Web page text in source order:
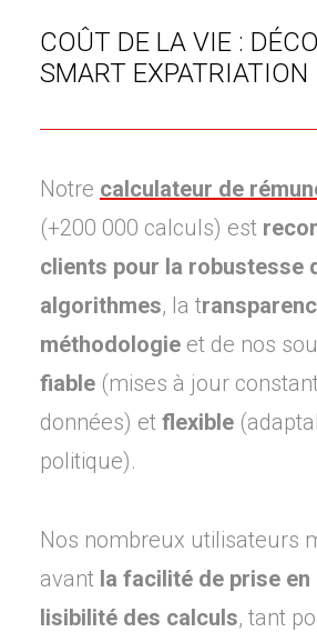
COÛT DE LA VIE :
SMART EXPATRIATION
Notre calculateur de
(+200 000 calculs) est
clients pour la robustesse
algorithmes, la t
méthodologie et de nos
fiable (mises à jour
données) et flexible
politique).
Nos nombreux utilisateurs
avant la facilité de prise en
lisibilité des calculs, tant